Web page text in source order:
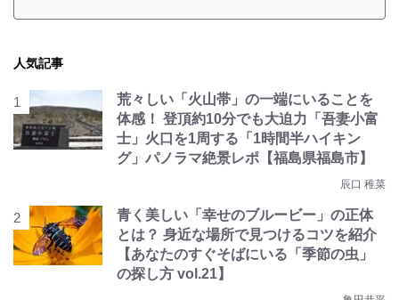
人気記事
荒々しい「火山帯」の一端にいることを
体感！ 登頂約10分でも大迫力「吾妻小富
士」火口を1周する「1時間半ハイキン
グ」パノラマ絶景レポ【福島県福島市】
辰口 稚菜
青く美しい「幸せのブルービー」の正体
とは？ 身近な場所で見つけるコツを紹介
【あなたのすぐそばにいる「季節の虫」
の探し方 vol.21】